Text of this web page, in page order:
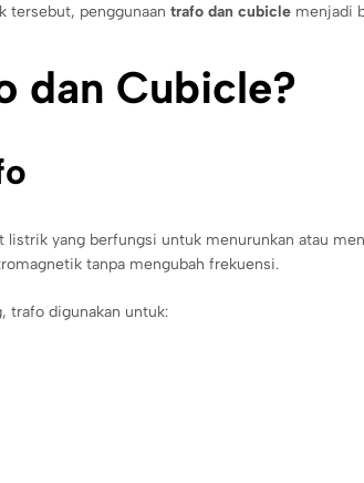
tersebut, penggunaan trafo dan cubicle menjadi
dan Cubicle?
listrik yang berfungsi untuk menurunkan atau
tanpa mengubah frekuensi.
trafo digunakan untuk: